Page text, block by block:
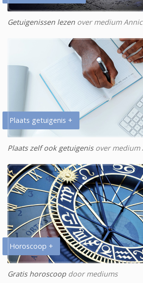
Getuigenissen lezen over medium
Plaats getuigenis +
Plaats zelf ook getuigenisover medium
Horoscoop +
Gratis horoscoopdoor mediums